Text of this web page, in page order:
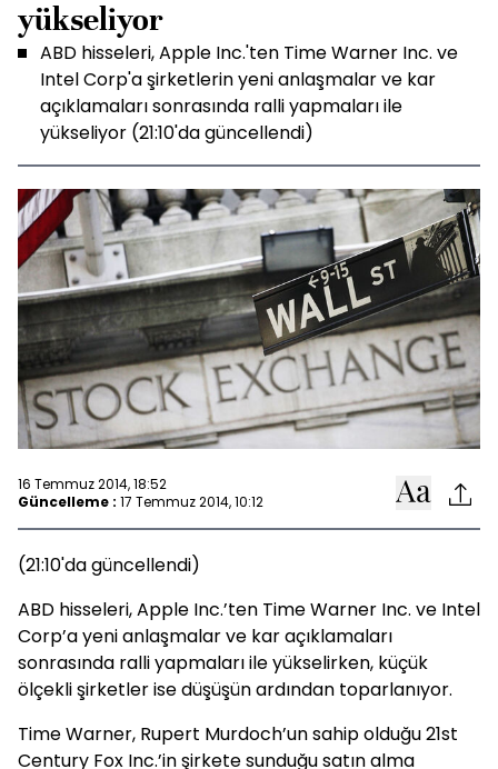
yükseliyor
ABD hisseleri, Apple Inc.'ten Time Warner Inc. ve
Intel Corp'a şirketlerin yeni anlaşmalar ve kar
açıklamaları sonrasında ralli yapmaları ile
yükseliyor (21:10'da güncellendi)
16 Temmuz 2014, 18:52
Güncelleme : 17 Temmuz 2014, 10:12
(21:10'da güncellendi)
ABD hisseleri, Apple Inc.’ten Time Warner Inc. ve Intel
Corp’a yeni anlaşmalar ve kar açıklamaları
sonrasında ralli yapmaları ile yükselirken, küçük
ölçekli şirketler ise düşüşün ardından toparlanıyor.
Time Warner, Rupert Murdoch’un sahip olduğu 21st
Century Fox Inc.’in şirkete sunduğu satın alma